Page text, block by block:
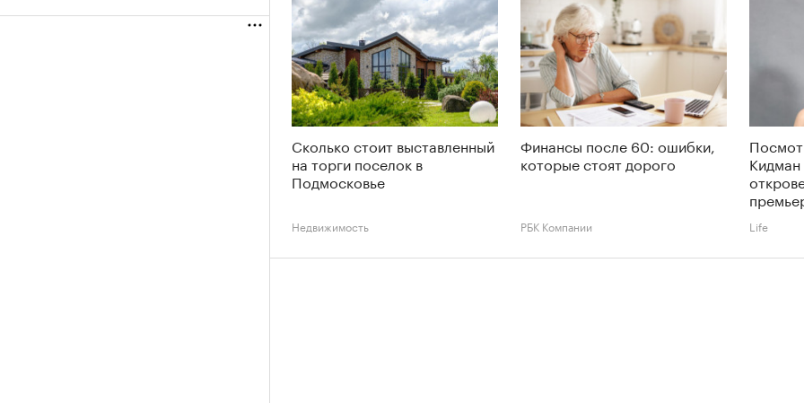
Сколько стоит выставленный
на торги поселок в
Подмосковье
Недвижимость
Финансы после 60: ошибки,
которые стоят дорого
РБК Компании Life